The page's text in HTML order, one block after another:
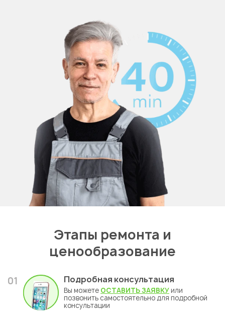
Этапы ремонта и
ценообразование
01 Подробная консультация
Вы можете ОСТАВИТЬ ЗАЯВКУ или
позвонить самостоятельно для подробной
консультации